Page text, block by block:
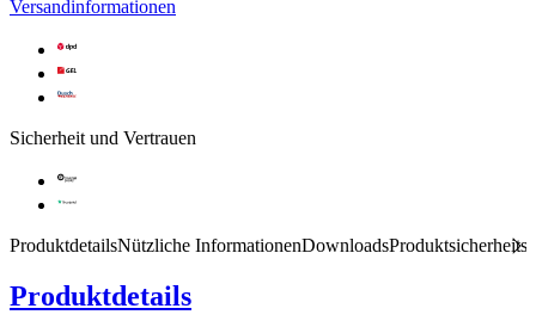
Versandinformationen
Sicherheit und Vertrauen
Produktdetails
Produktdetails
Nützliche InformationenDownloads